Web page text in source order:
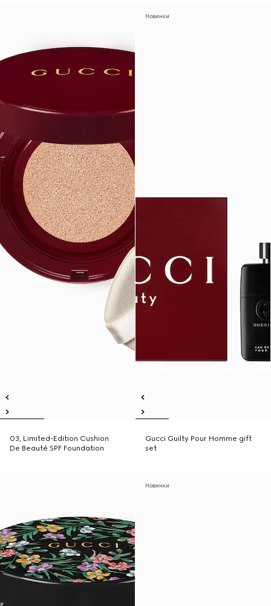
03, Limited-Edition Cushion
De Beauté SPF Foundation
Новинки
Gucci Guilty Pour Homme gift
set
Новинки